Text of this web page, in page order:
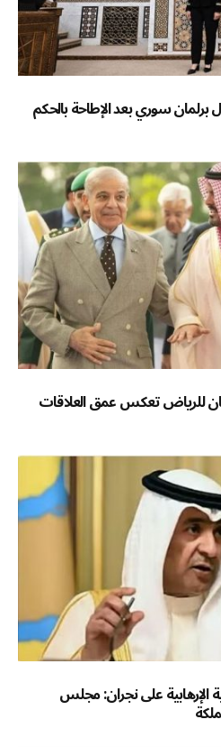
سوري بعد الإطاحة بالحكم
للرياض تعكس عمق العلاقات
الإرهابية على نجران: مجلس